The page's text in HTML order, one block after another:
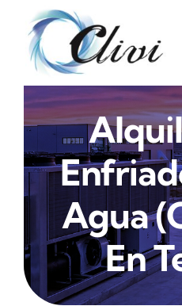
contenido
Agua
En